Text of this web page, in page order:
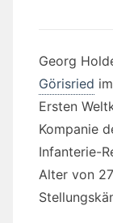
Georg
Görisried
Ersten
Kompanie
Infanterie-
Alter von